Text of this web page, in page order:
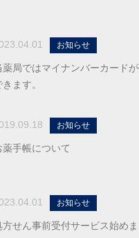
お知らせ
薬局ではマイナンバーカード
きます。
お知らせ
薬手帳について
お知らせ
方せん事前受付サービス始めま